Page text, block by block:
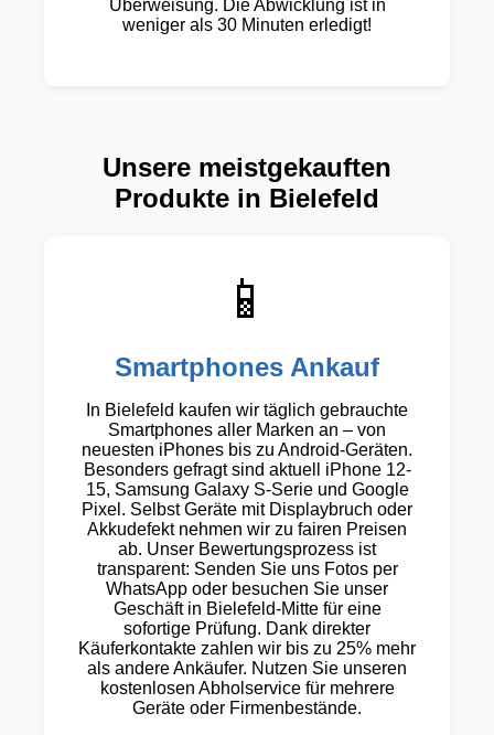
Überweisung. Die Abwicklung ist in
weniger als 30 Minuten erledigt!
Unsere meistgekauften
Produkte in Bielefeld
📱
Smartphones Ankauf
In Bielefeld kaufen wir täglich gebrauchte
Smartphones aller Marken an – von
neuesten iPhones bis zu Android-Geräten.
Besonders gefragt sind aktuell iPhone 12-
15, Samsung Galaxy S-Serie und Google
Pixel. Selbst Geräte mit Displaybruch oder
Akkudefekt nehmen wir zu fairen Preisen
ab. Unser Bewertungsprozess ist
transparent: Senden Sie uns Fotos per
WhatsApp oder besuchen Sie unser
Geschäft in Bielefeld-Mitte für eine
sofortige Prüfung. Dank direkter
Käuferkontakte zahlen wir bis zu 25% mehr
als andere Ankäufer. Nutzen Sie unseren
kostenlosen Abholservice für mehrere
Geräte oder Firmenbestände.